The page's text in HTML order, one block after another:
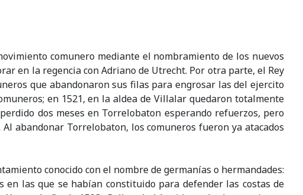
comunero mediante el nombramiento de los nuevos
en la regencia con Adriano de Utrecht. Por otra parte, el Rey
que abandonaron sus filas para engrosar las del ejercito
en 1521, en la aldea de Villalar quedaron totalmente
dos meses en Torrelobaton esperando refuerzos, pero
abandonar Torrelobaton, los comuneros fueron ya atacados
conocido con el nombre de germanías o hermandades:
las que se habían constituido para defender las costas de